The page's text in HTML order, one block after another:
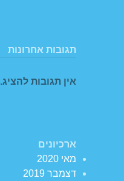
תגובות אחרונות
אין תגובות להציג.
ארכיונים
מאי 2020
דצמבר 2019